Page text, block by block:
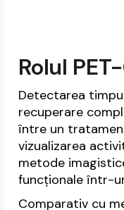
Rolul
Detectarea
recuperare
între un
vizualizarea
metode
funcționale într-
Comparativ cu